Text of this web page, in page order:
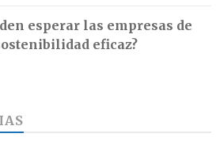
esperar las empresas de
eficaz?